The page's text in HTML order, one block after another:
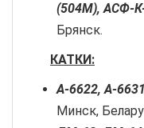
(504М), АСФ-
Брянск.
КАТКИ:
А-6622, А-
Минск,